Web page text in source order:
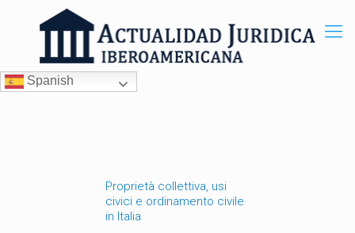
Spanish
Proprietà collettiva, usi
civici e ordinamento civile
in Italia